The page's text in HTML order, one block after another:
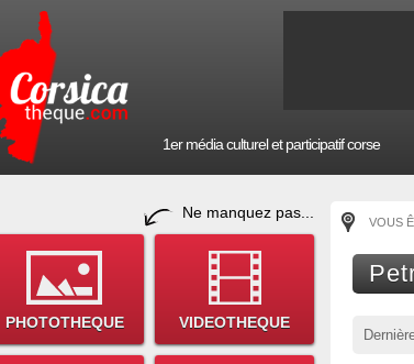
1er média culturel et participatif corse
Ne manquez pas...
PHOTOTHEQUE VIDEOTHEQUE
VOUS